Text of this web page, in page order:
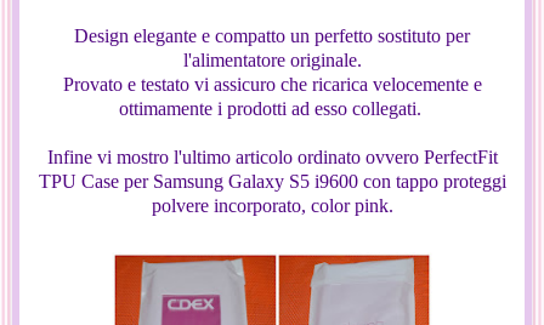
Design elegante e compatto un perfetto sostituto per
l'alimentatore originale.
Provato e testato vi assicuro che ricarica velocemente e
ottimamente i prodotti ad esso collegati.
Infine vi mostro l'ultimo articolo ordinato ovvero PerfectFit
TPU Case per Samsung Galaxy S5 i9600 con tappo proteggi
polvere incorporato, color pink.